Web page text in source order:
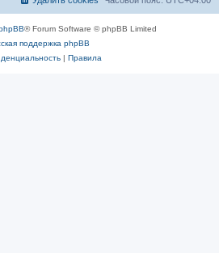
® Forum Software © phpBB Limited
поддержка phpBB
| Правила